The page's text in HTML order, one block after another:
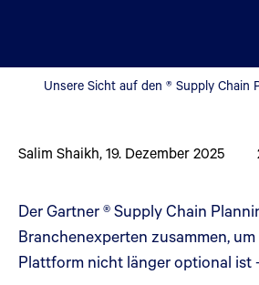
Unsere Sicht auf den ® Supply
Salim Shaikh,19. Dezember 2025
Der Gartner ® Supply Chain
Branchenexperten zusammen,
Plattform nicht länger optional ist